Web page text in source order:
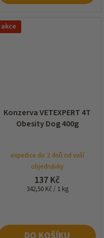
akce
Konzerva VETEXPERT 4T
Obesity Dog 400g
expedice do 2 dnů od vaší
objednávky
137 Kč
Měrná
342,50 Kč / 1 kg
DO KOŠÍKU